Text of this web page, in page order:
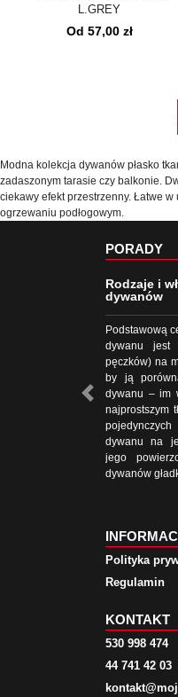
L.GREY
Od 57,00 zł
Modna kolekcja dywanów płasko
zadaszonym tarasie czy balkonie.
ciekawy efekt przestrzenny. Łatwe
ogrzewaniu podłogowym.
PORADY
Rodzaje i
dywanów
Podstawową
dywanu
pęczków) na
by ją
dywanu – im
najprostszym
dywanu na
jego
dywanów
Polityka
Regulamin
KONTAKT
530 998 474
44 741 42 03